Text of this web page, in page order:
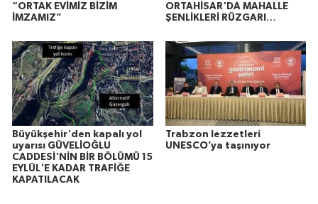
“ORTAK EVİMİZ BİZİM
İMZAMIZ”
ORTAHİSAR'DA MAHALLE
ŞENLİKLERİ RÜZGARI…
Büyükşehir'den kapalı yol
uyarısı GÜVELİOĞLU
CADDESİ'NİN BİR BÖLÜMÜ 15
EYLÜL'E KADAR TRAFİĞE
KAPATILACAK
Trabzon lezzetleri
UNESCO’ya taşınıyor